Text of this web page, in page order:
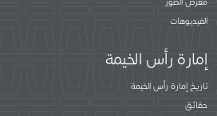
الفيديوهات
إمارة رأس الخيمة
تاريخ إمارة رأس الخيمة
حقائق